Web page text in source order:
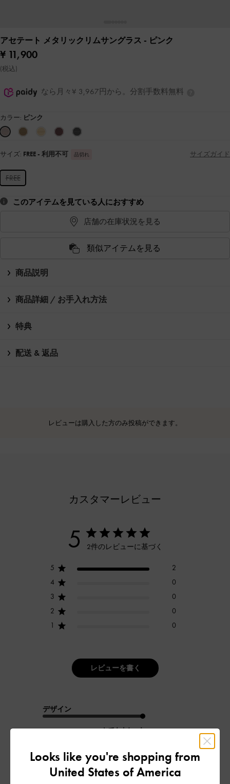
アセテート メタリックリムサングラス - ピンク
¥ 11,900
(税込)
なら月々¥ 3,967円から。分割手数料無料
カラー: ピンク
サイズ: FREE - 利用不可 品切れ サイズガイド
FREE
このアイテムを見ている人におすすめ
店舗の在庫状況を見る
類似アイテムを見る
商品説明
商品詳細 / お手入れ方法
特典
配送 & 返品
レビューは購入した方のみ投稿ができます。
カスタマーレビュー
5 2件のレビューに基づく
5
2
4
0
3
0
2
0
1
0
レビューを書く
デザイン
とてもよかった
品質
よかった
Looks like you're shopping from
United States of America